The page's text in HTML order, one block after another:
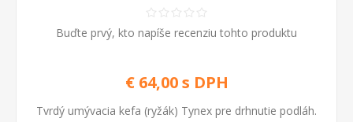
Buďte prvý, kto napíše recenziu tohto produktu
€ 64,00 s DPH
Tvrdý umývacia kefa (ryžák) Tynex pre drhnutie podláh.